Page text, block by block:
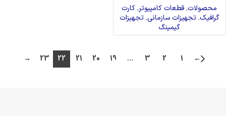
محصولات,قطعات کامپیوتر,کارت
گرافیک,تجهیزات سازمانی,تجهیزات
گیمینگ
←
1
2
3
…
19
20
21
22
23
→